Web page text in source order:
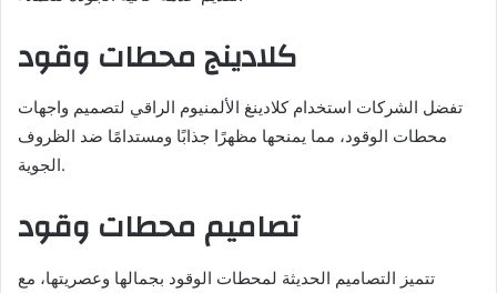
كلادينج محطات وقود
تفضل الشركات استخدام كلادينغ الألمنيوم الراقي لتصميم واجهات
محطات الوقود، مما يمنحها مظهرًا جذابًا ومستدامًا ضد الظروف
الجوية.
تصاميم محطات وقود
تتميز التصاميم الحديثة لمحطات الوقود بجمالها وعصريتها، مع